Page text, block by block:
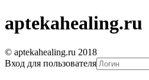
aptekahealing.ru
© aptekahealing.ru 2018
Вход для пользователя